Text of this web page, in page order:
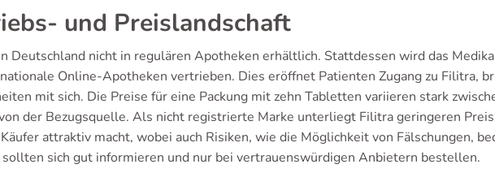
und Preislandschaft
Deutschland nicht in regulären Apotheken erhältlich. Stattdessen wird das
Online-Apotheken vertrieben. Dies eröffnet Patienten Zugang zu Filitra,
mit sich. Die Preise für eine Packung mit zehn Tabletten variieren stark
der Bezugsquelle. Als nicht registrierte Marke unterliegt Filitra geringeren
attraktiv macht, wobei auch Risiken, wie die Möglichkeit von Fälschungen,
sich gut informieren und nur bei vertrauenswürdigen Anbietern bestellen.